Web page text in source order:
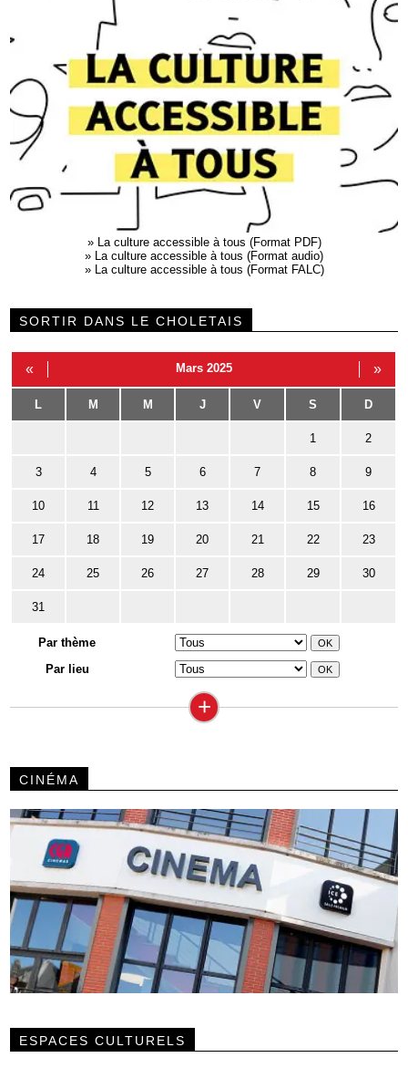
»
La culture accessible à tous (Format PDF)
»
La culture accessible à tous (Format audio)
»
La culture accessible à tous (Format FALC)
SORTIR DANS LE CHOLETAIS
« Mars 2025 »
L M M J V S D
1 2
3 4 5 6 7 8 9
10 11 12 13 14 15 16
17 18 19 20 21 22 23
24 25 26 27 28 29 30
31
Par thème
Par lieu
+
CINÉMA
ESPACES CULTURELS